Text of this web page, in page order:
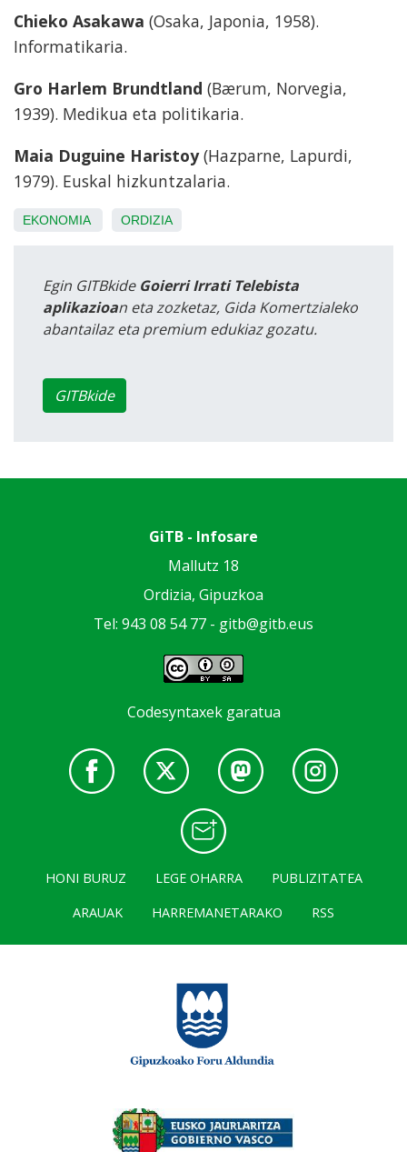
Chieko Asakawa (Osaka, Japonia, 1958).
Informatikaria.
Gro Harlem Brundtland (Bærum, Norvegia,
1939). Medikua eta politikaria.
Maia Duguine Haristoy(Hazparne, Lapurdi,
1979). Euskal hizkuntzalaria.
EKONOMIA ORDIZIA
Egin GITBkide Goierri Irrati Telebista
aplikazioan eta zozketaz, Gida Komertzialeko
abantailaz eta premium edukiaz gozatu.
GITBkide
GiTB - Infosare
Mallutz 18
Ordizia, Gipuzkoa
Tel: 943 08 54 77 - gitb@gitb.eus
Codesyntaxek garatua
HONI BURUZ LEGE OHARRA
PUBLIZITATEA
ARAUAK
HARREMANETARAKO RSS